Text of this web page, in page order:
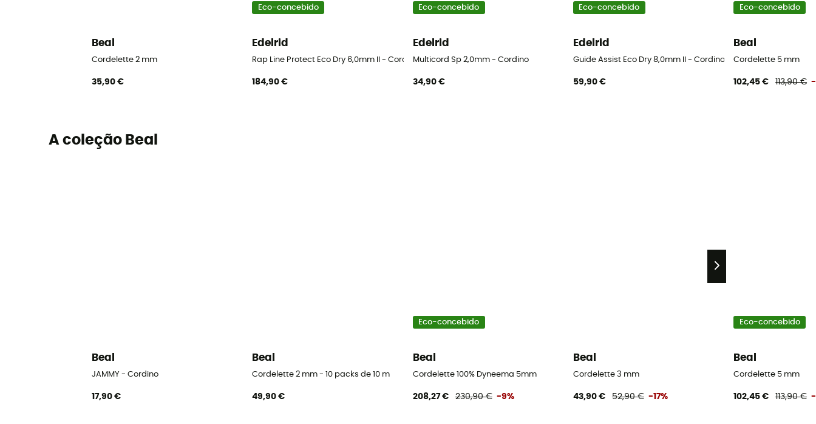
Beal
Cordelette 2 mm
35,90 €
Eco-concebido
Edelrid
Rap Line Protect Eco Dry 6,0mm II - Cordino
184,90 €
Eco-concebido
Edelrid
Multicord Sp 2,0mm - Cordino
34,90 €
Eco-concebido
Edelrid
Guide Assist Eco Dry 8,0mm II - Cordino
59,90 €
Eco-concebido
Beal
Cordelette 5 mm
102,45 € 113,90 € -
A coleção Beal
Beal
JAMMY - Cordino
17,90 €
Beal
Cordelette 2 mm - 10 packs de 10 m
49,90 €
Eco-concebido
Beal
Cordelette 100% Dyneema 5mm
208,27 € 230,90 € -9%
Beal
Cordelette 3 mm
43,90 € 52,90 € -17%
Eco-concebido
Beal
Cordelette 5 mm
102,45 € 113,90 € -